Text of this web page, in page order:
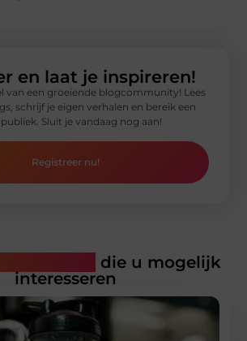
en laat je inspireren!
van een groeiende blogcommunity! Lees
schrijf je eigen verhalen en bereik een
Sluit je vandaag nog aan!
Registreer nu!
die u mogelijk
interesseren